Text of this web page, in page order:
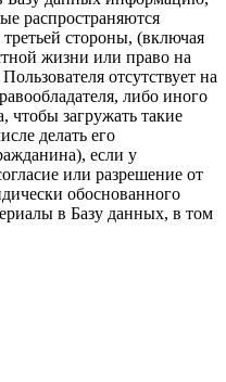
распространяются
стороны, (включая
жизни или право на
отсутствует на
либо иного
чтобы загружать такие
делать его
если у
или разрешение от
обоснованного
в Базу данных, в том